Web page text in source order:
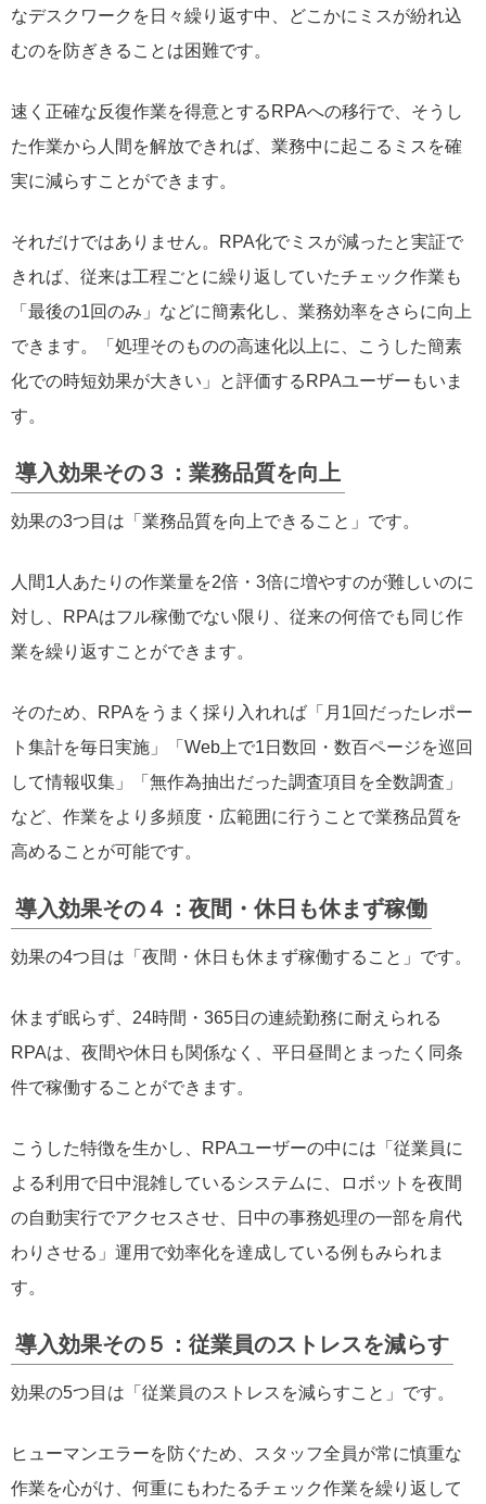
なデスクワークを日々繰り返す中、どこかにミスが紛れ込
むのを防ぎきることは困難です。
速く正確な反復作業を得意とするRPAへの移行で、そうし
た作業から人間を解放できれば、業務中に起こるミスを確
実に減らすことができます。
それだけではありません。RPA化でミスが減ったと実証で
きれば、従来は工程ごとに繰り返していたチェック作業も
「最後の1回のみ」などに簡素化し、業務効率をさらに向上
できます。「処理そのものの高速化以上に、こうした簡素
化での時短効果が大きい」と評価するRPAユーザーもいま
す。
導入効果その３：業務品質を向上
効果の3つ目は「業務品質を向上できること」です。
人間1人あたりの作業量を2倍・3倍に増やすのが難しいのに
対し、RPAはフル稼働でない限り、従来の何倍でも同じ作
業を繰り返すことができます。
そのため、RPAをうまく採り入れれば「月1回だったレポー
ト集計を毎日実施」「Web上で1日数回・数百ページを巡回
して情報収集」「無作為抽出だった調査項目を全数調査」
など、作業をより多頻度・広範囲に行うことで業務品質を
高めることが可能です。
導入効果その４：夜間・休日も休まず稼働
効果の4つ目は「夜間・休日も休まず稼働すること」です。
休まず眠らず、24時間・365日の連続勤務に耐えられる
RPAは、夜間や休日も関係なく、平日昼間とまったく同条
件で稼働することができます。
こうした特徴を生かし、RPAユーザーの中には「従業員に
よる利用で日中混雑しているシステムに、ロボットを夜間
の自動実行でアクセスさせ、日中の事務処理の一部を肩代
わりさせる」運用で効率化を達成している例もみられま
す。
導入効果その５：従業員のストレスを減らす
効果の5つ目は「従業員のストレスを減らすこと」です。
ヒューマンエラーを防ぐため、スタッフ全員が常に慎重な
作業を心がけ、何重にもわたるチェック作業を繰り返して